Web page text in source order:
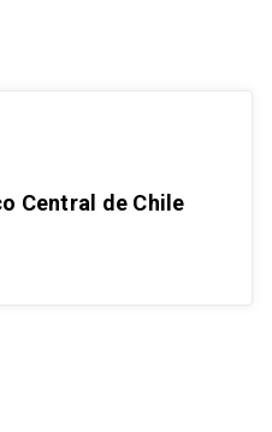
Central de Chile